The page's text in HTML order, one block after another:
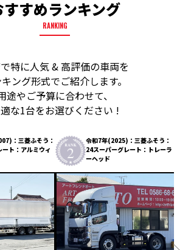
すすめランキング
RANKING
特に人気 & 高評価の車両を
ング形式でご紹介します。
途やご予算に合わせて、
な1台をお選びください !
：三菱ふそう：
ト：アルミウィ
令和7年(2025)：三菱ふそう：
24スーパーグレート：トレーラ
ーヘッド